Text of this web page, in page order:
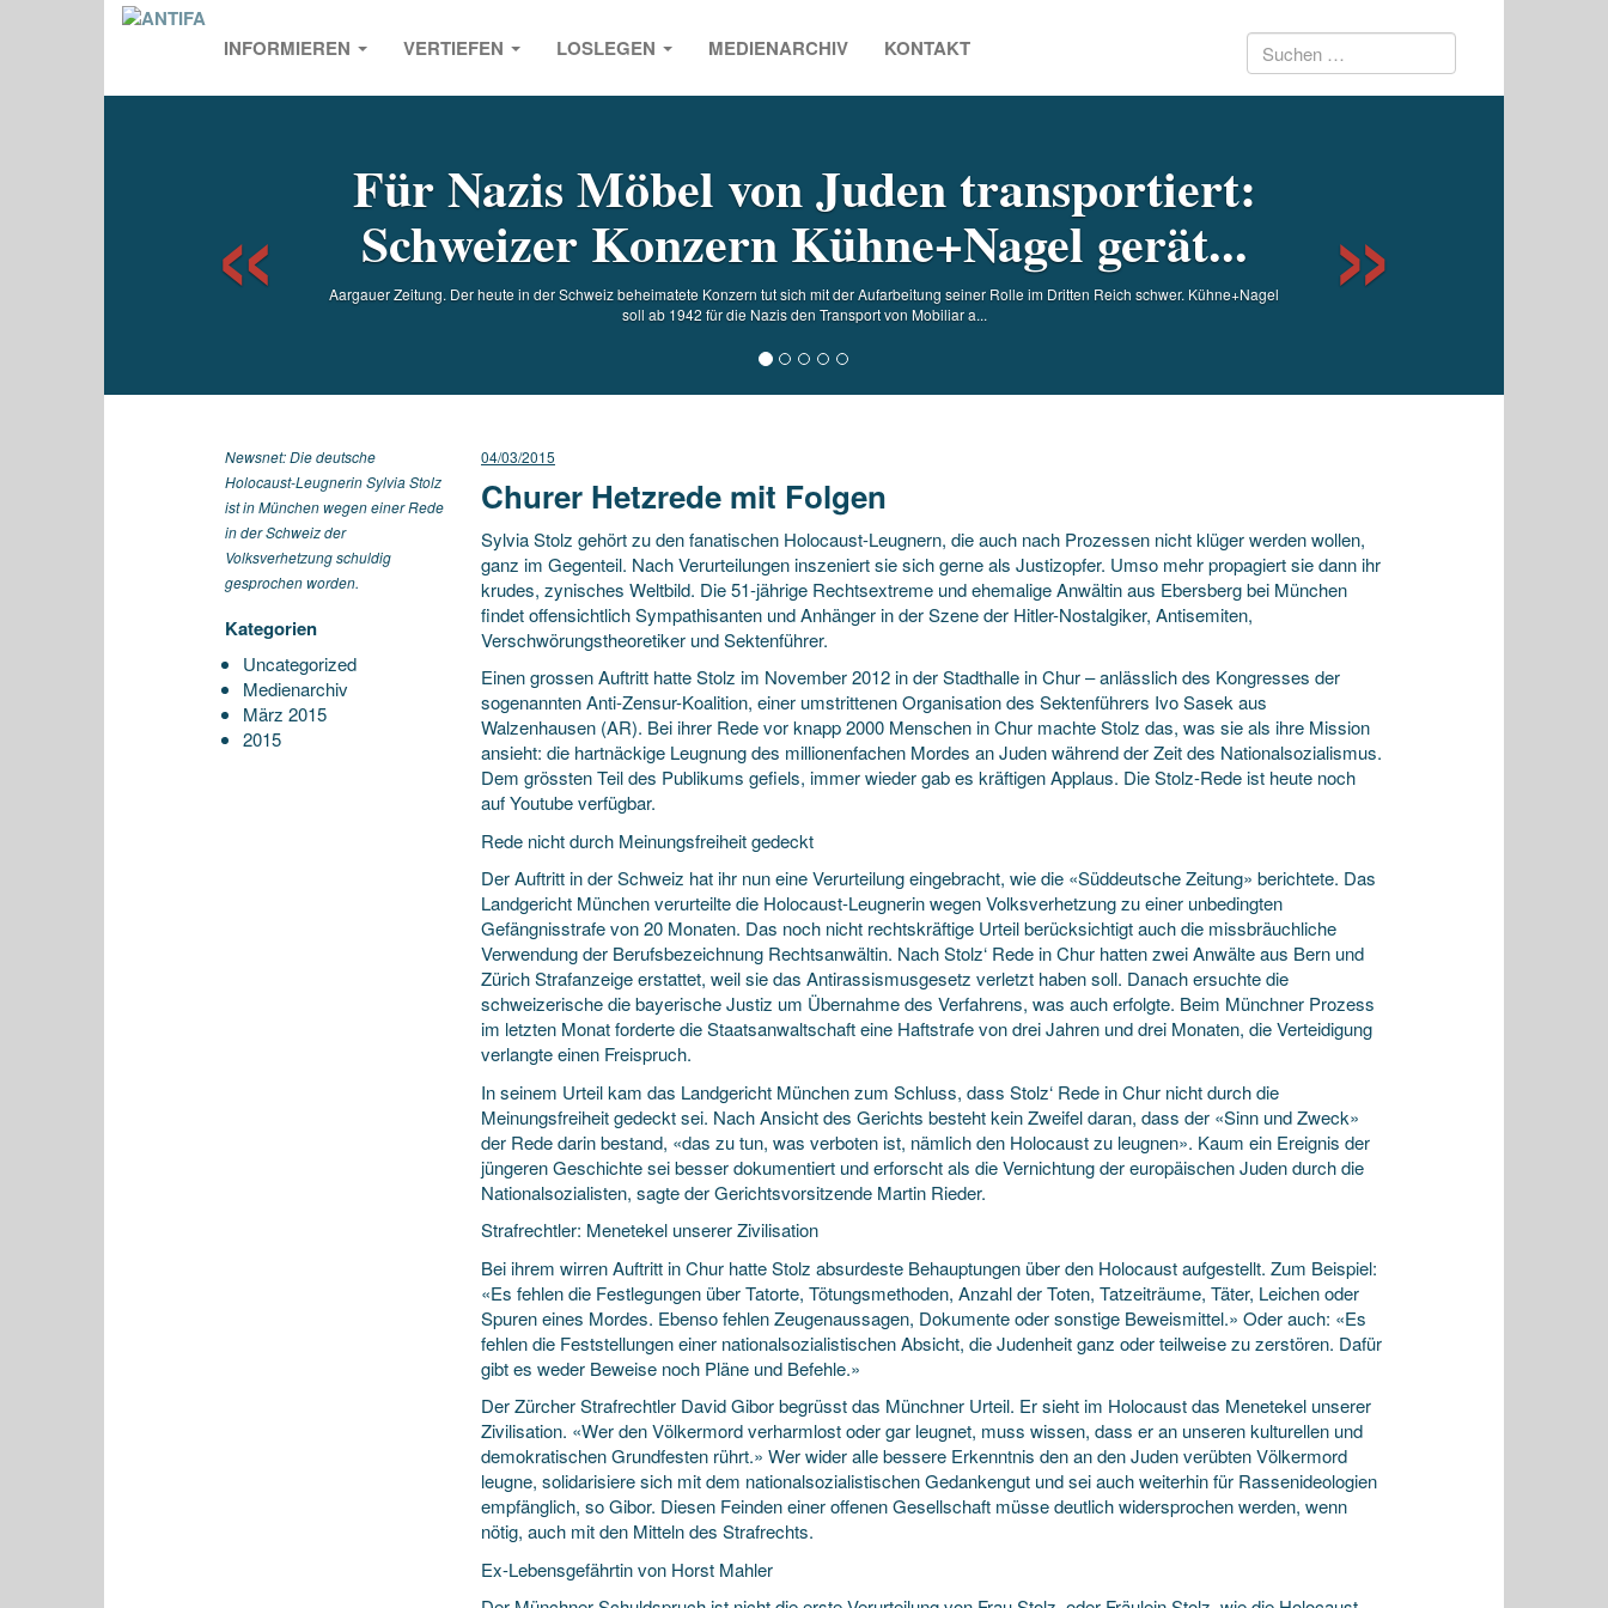
INFORMIEREN VERTIEFEN LOSLEGEN MEDIENARCHIV KONTAKT Suchen
Für Nazis Möbel von Juden transportiert:
Schweizer Konzern Kühne+Nagel gerät...
Aargauer Zeitung. Der heute in der Schweiz beheimatete Konzern tut sich mit der Aufarbeitung seiner Rolle im Dritten Reich schwer. Kühne+Nagel
soll ab 1942 für die Nazis den Transport von Mobiliar a...
Previous
Newsnet: Die deutsche
Holocaust-Leugnerin Sylvia Stolz
ist in München wegen einer Rede
in der Schweiz der
Volksverhetzung schuldig
gesprochen worden.
Kategorien
Uncategorized
Medienarchiv
März 2015
2015
04/03/2015
Churer Hetzrede mit Folgen
Sylvia Stolz gehört zu den fanatischen Holocaust-Leugnern, die auch nach Prozessen nicht klüger werden wollen,
ganz im Gegenteil. Nach Verurteilungen inszeniert sie sich gerne als Justizopfer. Umso mehr propagiert sie dann ihr
krudes, zynisches Weltbild. Die 51-jährige Rechtsextreme und ehemalige Anwältin aus Ebersberg bei München
findet offensichtlich Sympathisanten und Anhänger in der Szene der Hitler-Nostalgiker, Antisemiten,
Verschwörungstheoretiker und Sektenführer.
Einen grossen Auftritt hatte Stolz im November 2012 in der Stadthalle in Chur – anlässlich des Kongresses der
sogenannten Anti-Zensur-Koalition, einer umstrittenen Organisation des Sektenführers Ivo Sasek aus
Walzenhausen (AR). Bei ihrer Rede vor knapp 2000 Menschen in Chur machte Stolz das, was sie als ihre Mission
ansieht: die hartnäckige Leugnung des millionenfachen Mordes an Juden während der Zeit des Nationalsozialismus.
Dem grössten Teil des Publikums gefiels, immer wieder gab es kräftigen Applaus. Die Stolz-Rede ist heute noch
auf Youtube verfügbar.
Rede nicht durch Meinungsfreiheit gedeckt
Der Auftritt in der Schweiz hat ihr nun eine Verurteilung eingebracht, wie die «Süddeutsche Zeitung» berichtete. Das
Landgericht München verurteilte die Holocaust-Leugnerin wegen Volksverhetzung zu einer unbedingten
Gefängnisstrafe von 20 Monaten. Das noch nicht rechtskräftige Urteil berücksichtigt auch die missbräuchliche
Verwendung der Berufsbezeichnung Rechtsanwältin. Nach Stolz‘ Rede in Chur hatten zwei Anwälte aus Bern und
Zürich Strafanzeige erstattet, weil sie das Antirassismusgesetz verletzt haben soll. Danach ersuchte die
schweizerische die bayerische Justiz um Übernahme des Verfahrens, was auch erfolgte. Beim Münchner Prozess
im letzten Monat forderte die Staatsanwaltschaft eine Haftstrafe von drei Jahren und drei Monaten, die Verteidigung
verlangte einen Freispruch.
In seinem Urteil kam das Landgericht München zum Schluss, dass Stolz‘ Rede in Chur nicht durch die
Meinungsfreiheit gedeckt sei. Nach Ansicht des Gerichts besteht kein Zweifel daran, dass der «Sinn und Zweck»
der Rede darin bestand, «das zu tun, was verboten ist, nämlich den Holocaust zu leugnen». Kaum ein Ereignis der
jüngeren Geschichte sei besser dokumentiert und erforscht als die Vernichtung der europäischen Juden durch die
Nationalsozialisten, sagte der Gerichtsvorsitzende Martin Rieder.
Strafrechtler: Menetekel unserer Zivilisation
Bei ihrem wirren Auftritt in Chur hatte Stolz absurdeste Behauptungen über den Holocaust aufgestellt. Zum Beispiel:
«Es fehlen die Festlegungen über Tatorte, Tötungsmethoden, Anzahl der Toten, Tatzeiträume, Täter, Leichen oder
Spuren eines Mordes. Ebenso fehlen Zeugenaussagen, Dokumente oder sonstige Beweismittel.» Oder auch: «Es
fehlen die Feststellungen einer nationalsozialistischen Absicht, die Judenheit ganz oder teilweise zu zerstören. Dafür
gibt es weder Beweise noch Pläne und Befehle.»
Der Zürcher Strafrechtler David Gibor begrüsst das Münchner Urteil. Er sieht im Holocaust das Menetekel unserer
Zivilisation. «Wer den Völkermord verharmlost oder gar leugnet, muss wissen, dass er an unseren kulturellen und
demokratischen Grundfesten rührt.» Wer wider alle bessere Erkenntnis den an den Juden verübten Völkermord
leugne, solidarisiere sich mit dem nationalsozialistischen Gedankengut und sei auch weiterhin für Rassenideologien
empfänglich, so Gibor. Diesen Feinden einer offenen Gesellschaft müsse deutlich widersprochen werden, wenn
nötig, auch mit den Mitteln des Strafrechts.
Ex-Lebensgefährtin von Horst Mahler